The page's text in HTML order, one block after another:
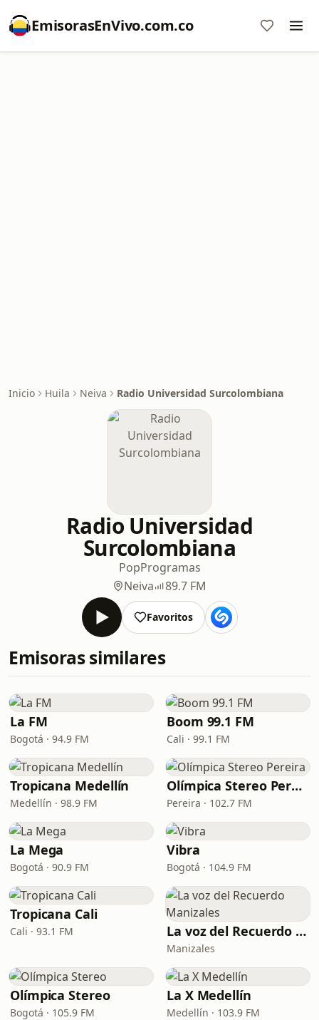
EmisorasEnVivo.com.co
Inicio Huila Neiva Radio Universidad Surcolombiana
Radio Universidad
Surcolombiana
PopProgramas
Neiva
89.7 FM
Favoritos
Emisoras similares
La FM
Bogotá · 94.9 FM
Boom 99.1 FM
Cali · 99.1 FM
Tropicana Medellín
Medellín · 98.9 FM
Olímpica Stereo Pereira
Pereira · 102.7 FM
La Mega
Bogotá · 90.9 FM
Vibra
Bogotá · 104.9 FM
Tropicana Cali
Cali · 93.1 FM La voz del Recuerdo Manizales
Manizales
Olímpica Stereo
Bogotá · 105.9 FM
La X Medellín
Medellín · 103.9 FM